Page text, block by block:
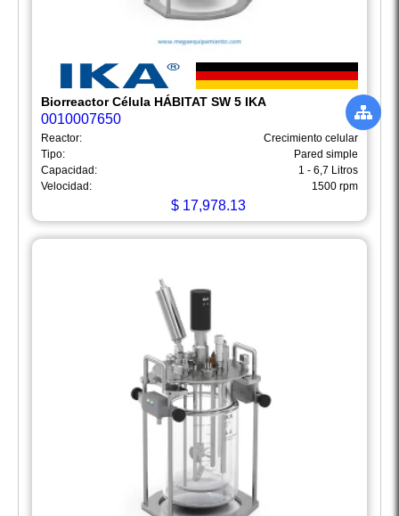
Biorreactor Célula HÁBITAT SW 5 IKA
0010007650
Reactor:
Crecimiento celular
Tipo:
Pared simple
Capacidad:
1 - 6,7 Litros
Velocidad:
1500 rpm
$ 17,978.13